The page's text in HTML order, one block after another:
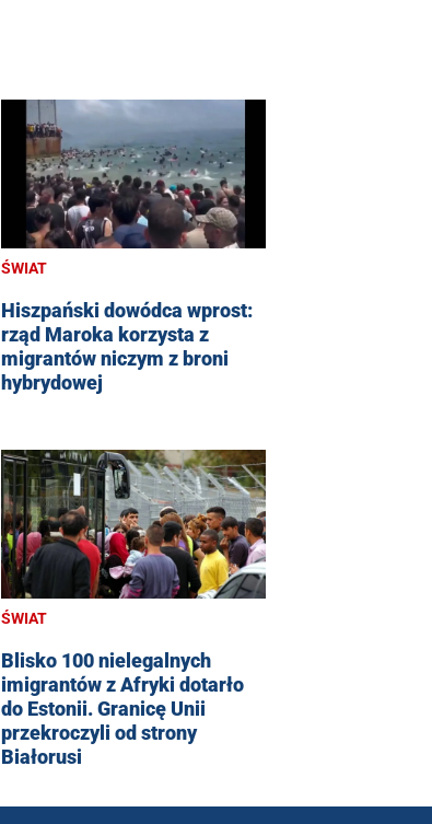
ŚWIAT
Hiszpański dowódca wprost:
rząd Maroka korzysta z
migrantów niczym z broni
hybrydowej
ŚWIAT
Blisko 100 nielegalnych
imigrantów z Afryki dotarło
do Estonii. Granicę Unii
przekroczyli od strony
Białorusi